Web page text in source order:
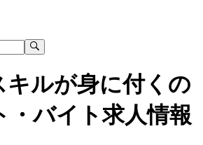
ルが身に付く の
・バイト求人情報